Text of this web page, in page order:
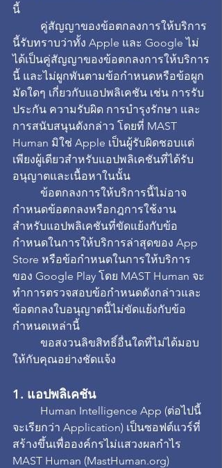
นี้
นี้รับทราบว่าทั้ง Apple และ Google ไม่
ได้เป็นคู่สัญญาของข้อตกลงการให้บริการ
นี้ และไม่ผูกพันตามข้อกำหนดหรือข้อผูก
มัดใดๆ เกี่ยวกับแอปพลิเคชัน เช่น การรับ
ประกัน ความรับผิด การบำรุงรักษา และ
การสนับสนุนดังกล่าว โดยที่ MAST
Human มิใช่ Apple เป็นผู้รับผิดชอบแต่
เพียงผู้เดียวสำหรับแอปพลิเคชันที่ได้รับ
อนุญาตและเนื้อหาในนั้น
กำหนดข้อตกลงหรือกฎการใช้งาน
สำหรับแอปพลิเคชันที่ขัดแย้งกับข้อ
กำหนดในการให้บริการล่าสุดของ App
Store หรือข้อกำหนดในการให้บริการ
ของ Google Play โดย MAST Human จะ
ทำการตรวจสอบข้อกำหนดดังกล่าวและ
ข้อตกลงใบอนุญาตนี้ไม่ขัดแย้งกับข้อ
กำหนดเหล่านี้
ให้กับคุณอย่างชัดแจ้ง
1. แอปพลิเคชัน
จะเรียกว่า Application) เป็นซอฟต์แวร์ที่
สร้างขึ้นเพื่อองค์กรไม่แสวงผลกำไร
MAST Human (MastHuman.org)